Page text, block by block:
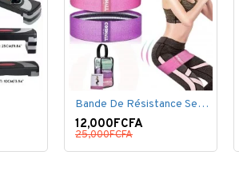
Bande De Résistance Set, 3 Bande Élastique De Résistance
12,000FCFA
25,000FCFA